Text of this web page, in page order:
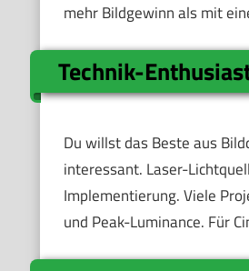
mehr Bildgewinn als mit
Technik-
Du willst das Beste aus
interessant. Laser-
Implementierung. Viele
und Peak-Luminance. Für